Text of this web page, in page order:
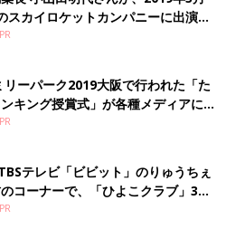
スカイロケットカンパニーに出演い
ーパーク2019大阪で行われた「た
キング授賞式」が各種メディアに取
テレビ「ビビット」のりゅうちぇ
コーナーで、「ひよこクラブ」3月
た